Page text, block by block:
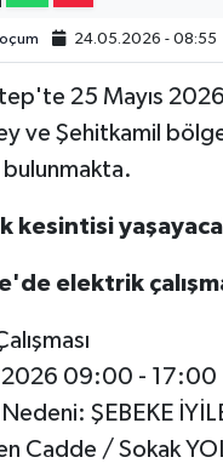
24.05.2026 - 08:55
25 Mayıs
ve Şehitkamil
kesintisi
elektrik
09:00 - 17:00
ŞEBEKE
Cadde / Sokak